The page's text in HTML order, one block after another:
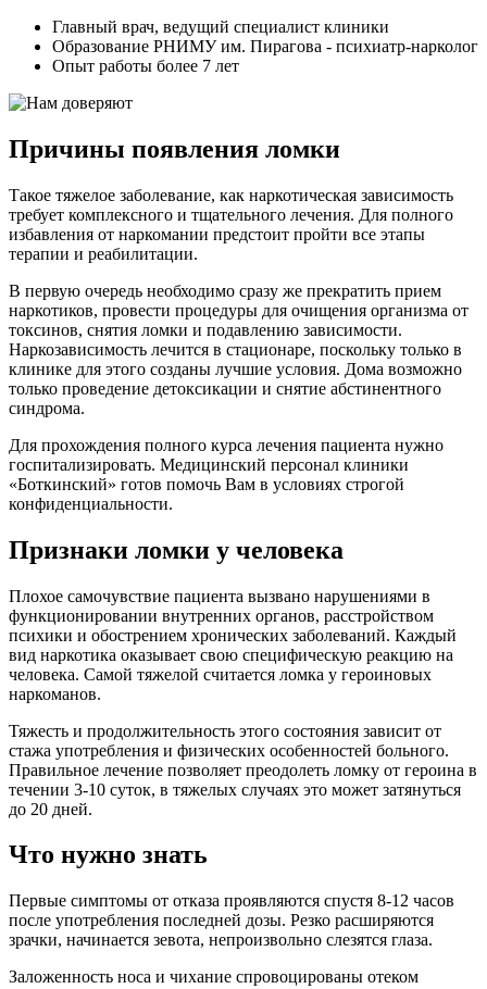
Главный врач, ведущий специалист клиники
Образование РНИМУ им. Пирагова - психиатр-нарколог
Опыт работы более 7 лет
Причины появления ломки
Такое тяжелое заболевание, как наркотическая зависимость
требует комплексного и тщательного лечения. Для полного
избавления от наркомании предстоит пройти все этапы
терапии и реабилитации.
В первую очередь необходимо сразу же прекратить прием
наркотиков, провести процедуры для очищения организма от
токсинов, снятия ломки и подавлению зависимости.
Наркозависимость лечится в стационаре, поскольку только в
клинике для этого созданы лучшие условия. Дома возможно
только проведение детоксикации и снятие абстинентного
синдрома.
Для прохождения полного курса лечения пациента нужно
госпитализировать. Медицинский персонал клиники
«Боткинский» готов помочь Вам в условиях строгой
конфиденциальности.
Признаки ломки у человека
Плохое самочувствие пациента вызвано нарушениями в
функционировании внутренних органов, расстройством
психики и обострением хронических заболеваний. Каждый
вид наркотика оказывает свою специфическую реакцию на
человека. Самой тяжелой считается ломка у героиновых
наркоманов.
Тяжесть и продолжительность этого состояния зависит от
стажа употребления и физических особенностей больного.
Правильное лечение позволяет преодолеть ломку от героина в
течении 3-10 суток, в тяжелых случаях это может затянуться
до 20 дней.
Что нужно знать
Первые симптомы от отказа проявляются спустя 8-12 часов
после употребления последней дозы. Резко расширяются
зрачки, начинается зевота, непроизвольно слезятся глаза.
Заложенность носа и чихание спровоцированы отеком